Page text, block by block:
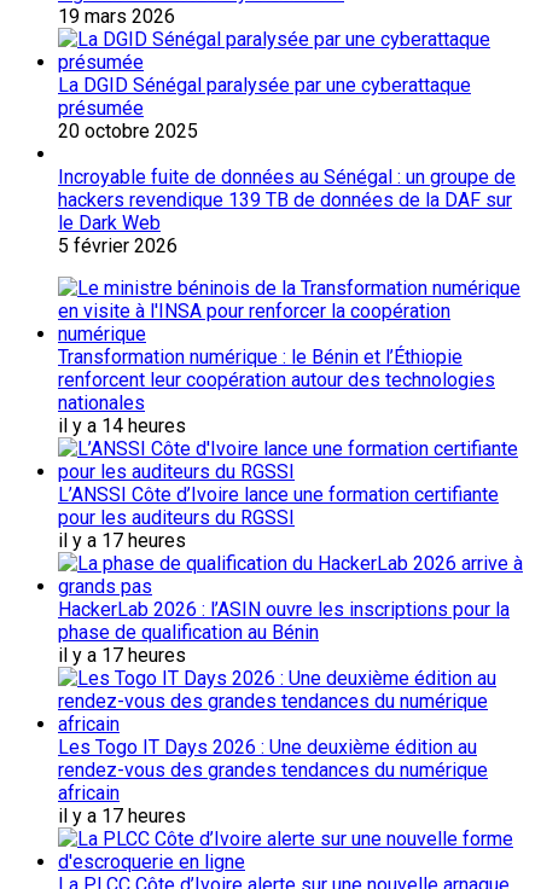
19 mars 2026
La DGID Sénégal paralysée par une cyberattaque
présumée
20 octobre 2025
Incroyable fuite de données au Sénégal : un groupe de
hackers revendique 139 TB de données de la DAF sur
le Dark Web
5 février 2026
Transformation numérique : le Bénin et l’Éthiopie
renforcent leur coopération autour des technologies
nationales
il y a 14 heures
L’ANSSI Côte d’Ivoire lance une formation certifiante
pour les auditeurs du RGSSI
il y a 17 heures
HackerLab 2026 : l’ASIN ouvre les inscriptions pour la
phase de qualification au Bénin
il y a 17 heures
Les Togo IT Days 2026 : Une deuxième édition au
rendez-vous des grandes tendances du numérique
africain
il y a 17 heures
La PLCC Côte d’Ivoire alerte sur une nouvelle arnaque